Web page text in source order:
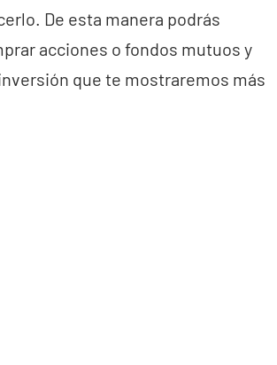
De esta manera podrás
acciones o fondos mutuos y
que te mostraremos más